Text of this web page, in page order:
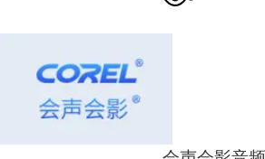
完成混音调整后，返回到会声会影的主界面，